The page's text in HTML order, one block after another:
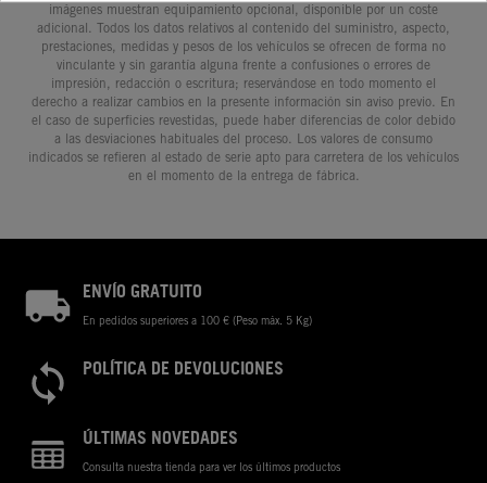
imágenes muestran equipamiento opcional, disponible por un coste
adicional. Todos los datos relativos al contenido del suministro, aspecto,
prestaciones, medidas y pesos de los vehículos se ofrecen de forma no
vinculante y sin garantía alguna frente a confusiones o errores de
impresión, redacción o escritura; reservándose en todo momento el
derecho a realizar cambios en la presente información sin aviso previo. En
el caso de superficies revestidas, puede haber diferencias de color debido
a las desviaciones habituales del proceso. Los valores de consumo
indicados se refieren al estado de serie apto para carretera de los vehículos
en el momento de la entrega de fábrica.
ENVÍO GRATUITO
En pedidos superiores a 100 € (Peso máx. 5 Kg)
POLÍTICA DE DEVOLUCIONES
ÚLTIMAS NOVEDADES
Consulta nuestra tienda para ver los últimos productos